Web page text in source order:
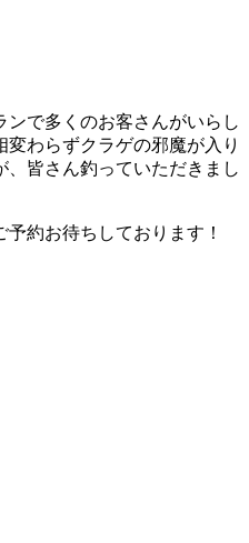
で多くのお客さんがいらし
わらずクラゲの邪魔が入り
皆さん釣っていただきまし
約お待ちしております！